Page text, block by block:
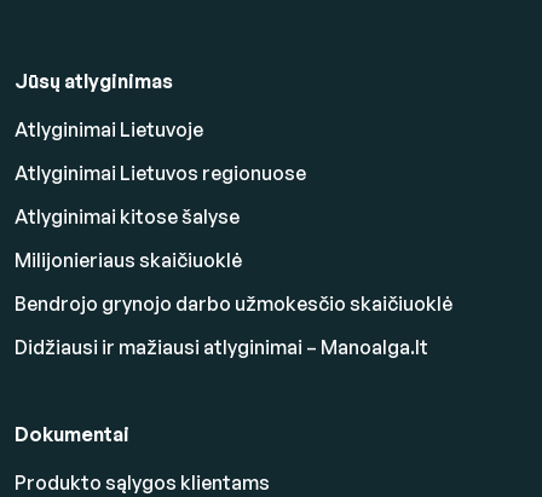
Jūsų atlyginimas
Atlyginimai Lietuvoje
Atlyginimai Lietuvos regionuose
Atlyginimai kitose šalyse
Milijonieriaus skaičiuoklė
Bendrojo grynojo darbo užmokesčio skaičiuoklė
Didžiausi ir mažiausi atlyginimai – Manoalga.lt
Dokumentai
Produkto sąlygos klientams